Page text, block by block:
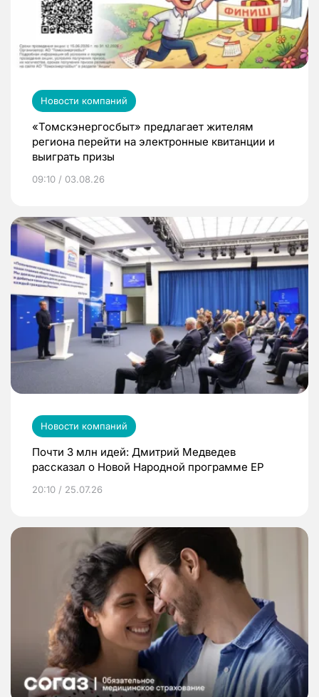
Новости компаний
«Томскэнергосбыт» предлагает жителям
региона перейти на электронные квитанции и
выиграть призы
09:10 / 03.08.26
Новости компаний
Почти 3 млн идей: Дмитрий Медведев
рассказал о Новой Народной программе ЕР
20:10 / 25.07.26